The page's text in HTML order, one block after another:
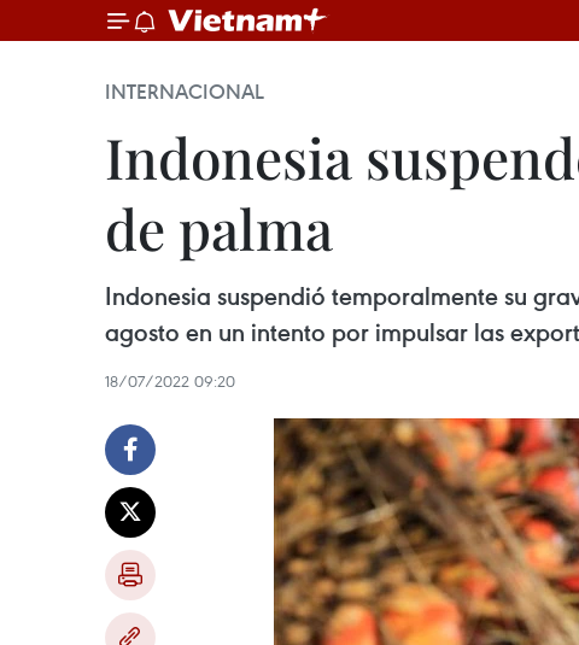
INTERNACIONAL
Indonesia
de palma
Indonesia suspendió temporalmente su
agosto en un intento por impulsar las
18/07/2022 09:20